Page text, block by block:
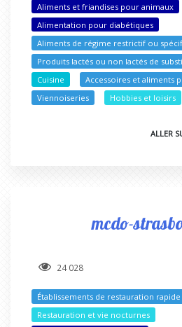
Aliments et friandises pour animaux
Alimentation pour diabétiques
Aliments de régime restrictif ou
Produits lactés ou non lactés de
Cuisine
Accessoires et aliments
Viennoiseries
Hobbies et loisirs
ALLER
mcdo-
24 028
Établissements de restauration rapide
Restauration et vie nocturnes